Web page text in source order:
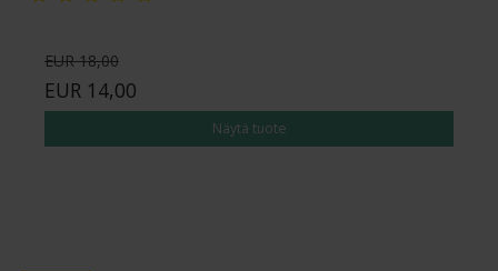
EUR 18,00
EUR 14,00
Näytä tuote